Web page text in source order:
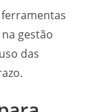
gestão
das